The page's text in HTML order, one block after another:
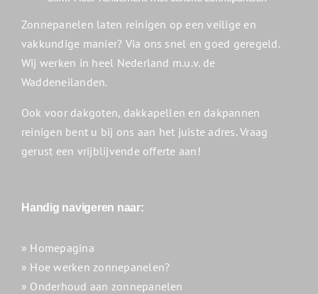
Zonnepanelen laten reinigen op een veilige en
vakkundige manier? Via ons snel en goed geregeld.
Wij werken in heel Nederland m.u.v. de
Waddeneilanden.
Ook voor dakgoten, dakkapellen en dakpannen
reinigen bent u bij ons aan het juiste adres. Vraag
gerust een vrijblijvende offerte aan!
Handig navigeren naar:
» Homepagina
» Hoe werken zonnepanelen?
» Onderhoud aan zonnepanelen